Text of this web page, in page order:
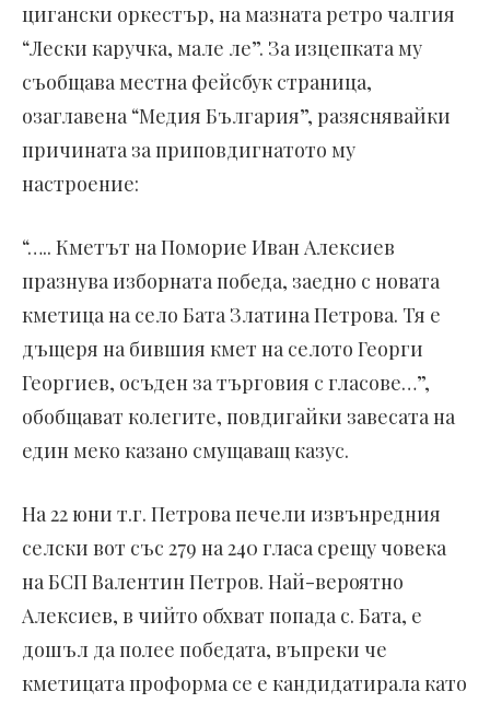
цигански оркестър, на мазната ретро чалгия
“Лески каручка, мале ле”. За изцепката му
съобщава местна фейсбук страница,
озаглавена “Медия България”, разяснявайки
причината за приповдигнатото му
настроение:
“….. Кметът на Поморие Иван Алексиев
празнува изборната победа, заедно с новата
кметица на село Бата Златина Петрова. Тя е
дъщеря на бившия кмет на селото Георги
Георгиев, осъден за търговия с гласове…”,
обобщават колегите, повдигайки завесата на
един меко казано смущаващ казус.
На 22 юни т.г. Петрова печели извънредния
селски вот със 279 на 240 гласа срещу човека
на БСП Валентин Петров. Най-вероятно
Алексиев, в чийто обхват попада с. Бата, е
дошъл да полее победата, въпреки че
кметицата проформа се е кандидатирала като